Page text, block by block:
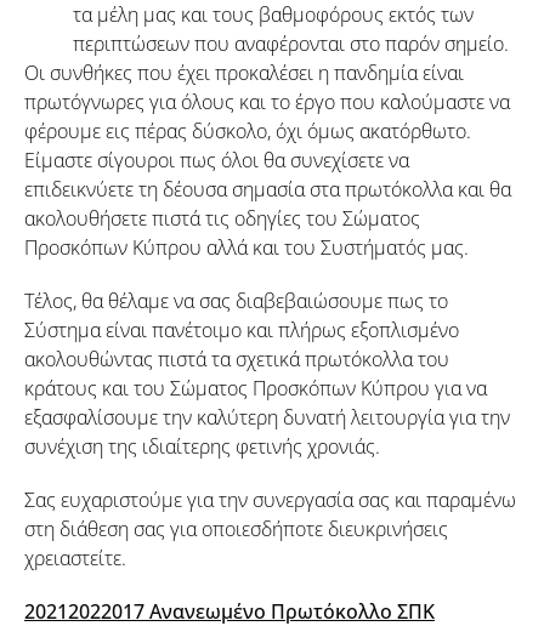
τα μέλη μας και τους βαθμοφόρους εκτός των
περιπτώσεων που αναφέρονται στο παρόν σημείο.
Οι συνθήκες που έχει προκαλέσει η πανδημία είναι
πρωτόγνωρες για όλους και το έργο που καλούμαστε να
φέρουμε εις πέρας δύσκολο, όχι όμως ακατόρθωτο.
Είμαστε σίγουροι πως όλοι θα συνεχίσετε να
επιδεικνύετε τη δέουσα σημασία στα πρωτόκολλα και θα
ακολουθήσετε πιστά τις οδηγίες του Σώματος
Προσκόπων Κύπρου αλλά και του Συστήματός μας.
Τέλος, θα θέλαμε να σας διαβεβαιώσουμε πως το
Σύστημα είναι πανέτοιμο και πλήρως εξοπλισμένο
ακολουθώντας πιστά τα σχετικά πρωτόκολλα του
κράτους και του Σώματος Προσκόπων Κύπρου για να
εξασφαλίσουμε την καλύτερη δυνατή λειτουργία για την
συνέχιση της ιδιαίτερης φετινής χρονιάς.
Σας ευχαριστούμε για την συνεργασία σας και παραμένω
στη διάθεση σας για οποιεσδήποτε διευκρινήσεις
χρειαστείτε.
20212022017 Ανανεωμένο Πρωτόκολλο ΣΠΚ